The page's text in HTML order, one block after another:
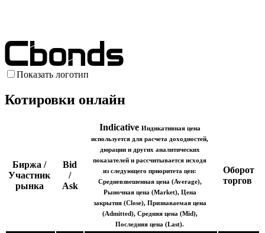
Показать логотип
Котировки онлайн
Биржа /
Участник
рынка
Bid
/
Ask
Indicative Индикативная цена
используется для расчета доходностей,
дюрации и других аналитических
показателей и рассчитывается исходя
из следующего приоритета цен:
Средневзвешенная цена (Average),
Рыночная цена (Market), Цена
закрытия (Close), Признаваемая цена
(Admitted), Средняя цена (Mid),
Последняя цена (Last).
Оборот
торгов